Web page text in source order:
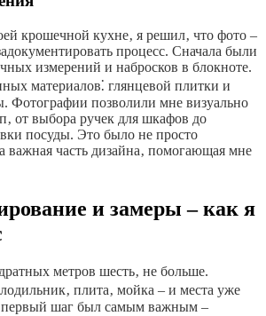
крошечной кухне‚ я решил‚ что фото –
процесс. Сначала были
измерений и набросков в блокноте.
материалов⁚ глянцевой плитки и
Фотографии позволили мне визуально
от выбора ручек для шкафов до
посуды. Это было не просто
важная часть дизайна‚ помогающая мне
и замеры – как я
метров шесть‚ не больше.
плита‚ мойка – и места уже
первый шаг был самым важным –